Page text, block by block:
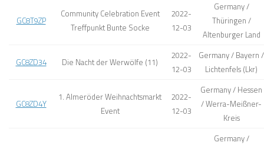
GC8T9ZP
Community Celebration Event
Treffpunkt Bunte Socke
2022-
12-03
Germany /
Thüringen /
Altenburger Land
GC8ZD34 Die Nacht der Werwölfe (11)
2022-
12-03
Germany / Bayern /
Lichtenfels (Lkr)
GC8ZD4Y
1. Almeröder Weihnachtsmarkt
Event
2022-
12-03
Germany / Hessen
/ Werra-Meißner-
Kreis
Germany /